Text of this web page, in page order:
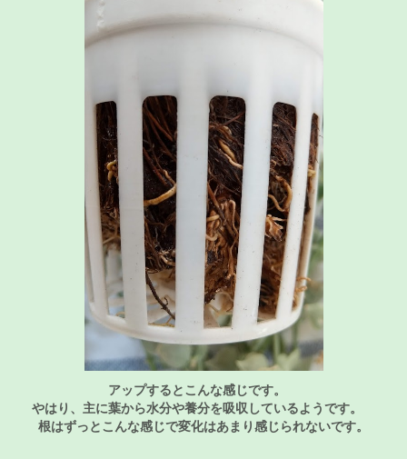
アップするとこんな感じです。
やはり、主に葉から水分や養分を吸収しているようです。
根はずっとこんな感じで変化はあまり感じられないです。